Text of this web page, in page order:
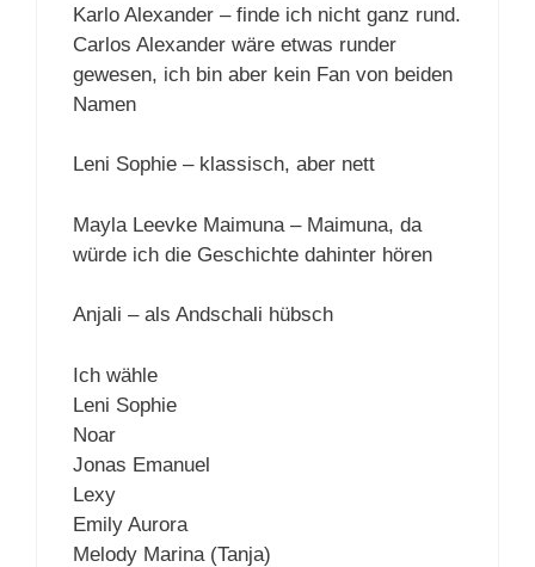
Karlo Alexander – finde ich nicht ganz rund.
Carlos Alexander wäre etwas runder
gewesen, ich bin aber kein Fan von beiden
Namen
Leni Sophie – klassisch, aber nett
Mayla Leevke Maimuna – Maimuna, da
würde ich die Geschichte dahinter hören
Anjali – als Andschali hübsch
Ich wähle
Leni Sophie
Noar
Jonas Emanuel
Lexy
Emily Aurora
Melody Marina (Tanja)